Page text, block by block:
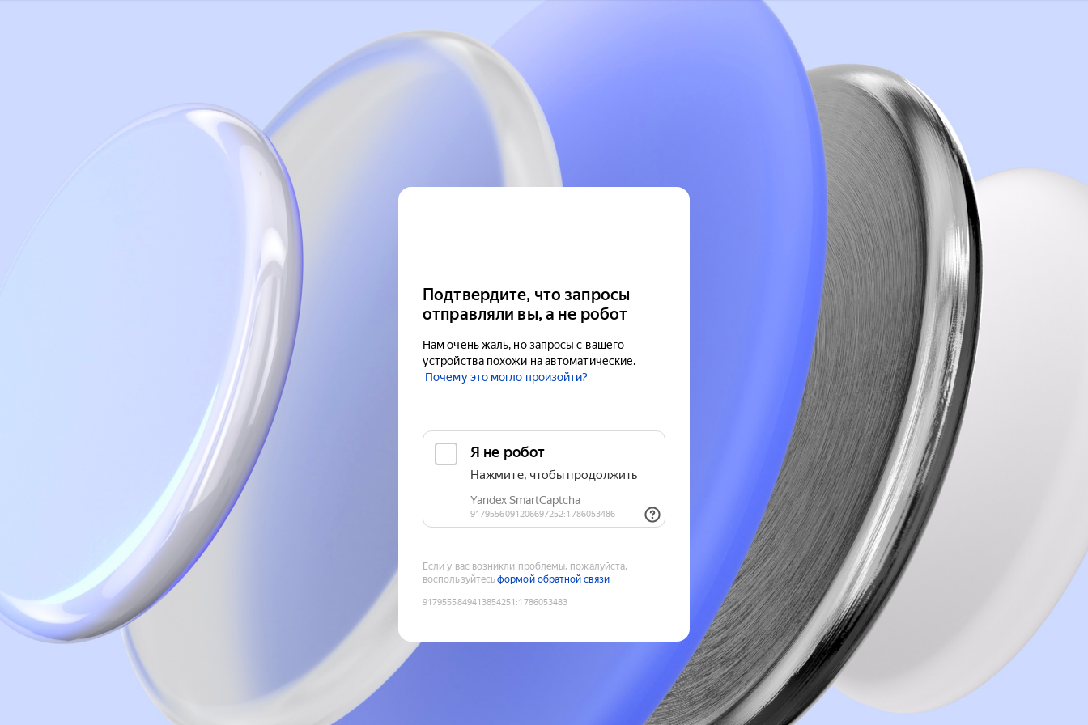
Подтвердите, что запросы
отправляли вы, а не робот
Нам очень жаль, но запросы с вашего
устройства похожи на автоматические.
Почему это могло произойти?
Если у вас возникли проблемы, пожалуйста,
воспользуйтесьформой обратной связи
9179555849413854251 :1786053483